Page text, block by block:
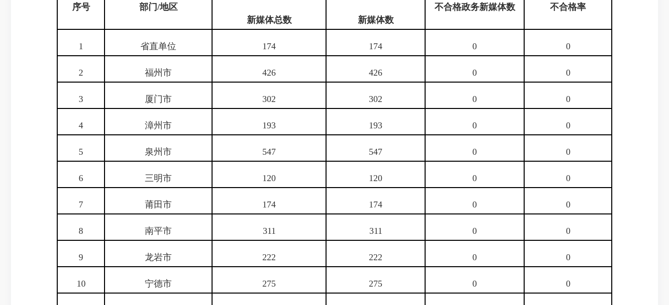
序号 部门/地区
新媒体总数 新媒体数
不合格政务新媒体数 不合格率
1 省直单位 174 174 0 0
2 福州市 426 426 0 0
3 厦门市 302 302 0 0
4 漳州市 193 193 0 0
5 泉州市 547 547 0 0
6 三明市 120 120 0 0
7 莆田市 174 174 0 0
8 南平市 311 311 0 0
9 龙岩市 222 222 0 0
10 宁德市 275 275 0 0